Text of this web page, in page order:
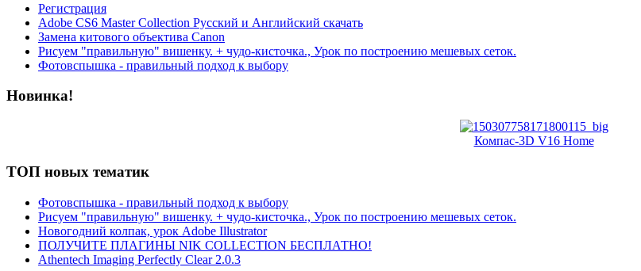
Регистрация
Adobe CS6 Master Collection Русский и Английский скачать
Замена китового объектива Canon
Рисуем "правильную" вишенку. + чудо-кисточка., Урок по построению мешевых сеток.
Фотовспышка - правильный подход к выбору
Новинка!
Компас-3D V16 Home
ТОП новых тематик
Фотовспышка - правильный подход к выбору
Рисуем "правильную" вишенку. + чудо-кисточка., Урок по построению мешевых сеток.
Новогодний колпак, урок Adobe Illustrator
ПОЛУЧИТЕ ПЛАГИНЫ NIK COLLECTION БЕСПЛАТНО!
Athentech Imaging Perfectly Clear 2.0.3